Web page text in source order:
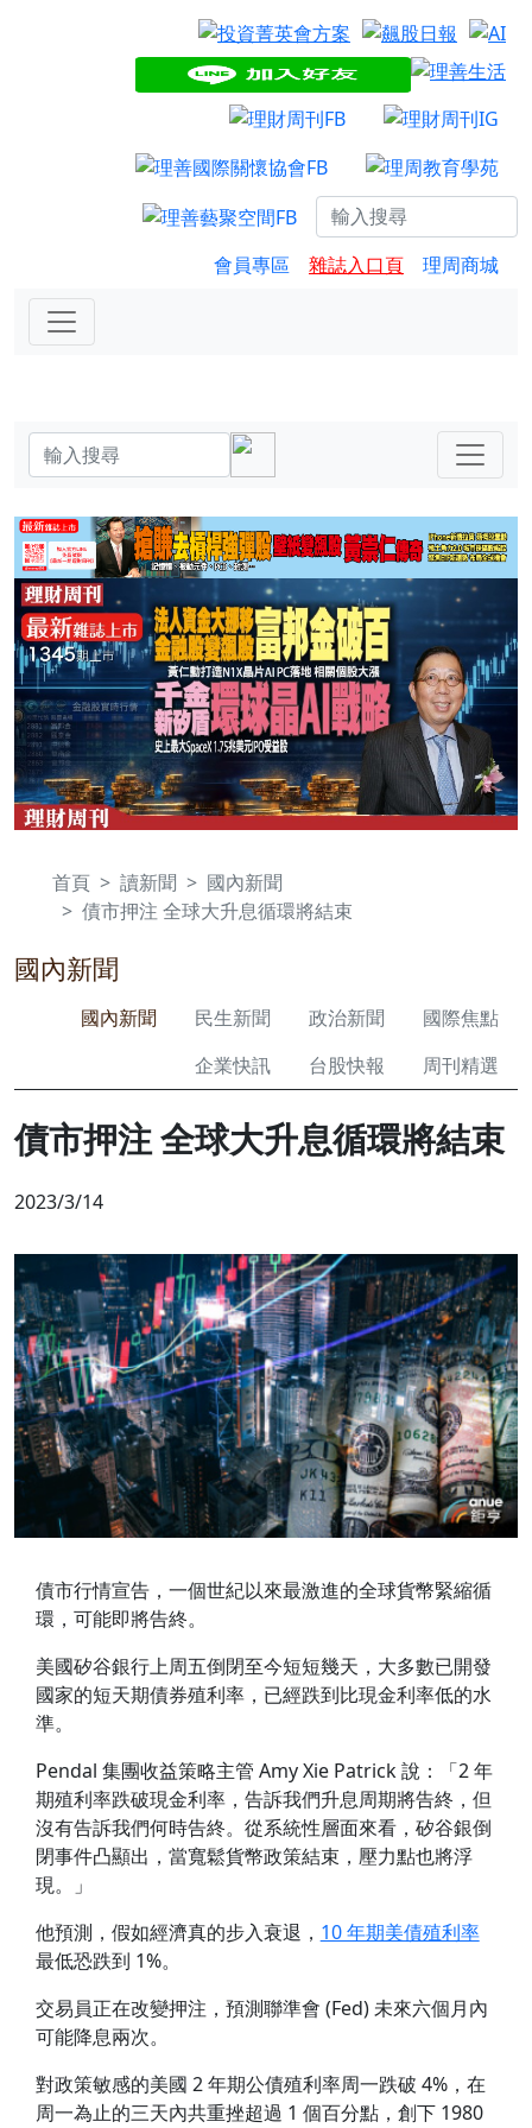
會員專區 雜誌入口頁 理周商城
首頁 讀新聞
國內新聞
債市押注 全球大升息循環將結束
國內新聞
國內新聞 民生新聞 政治新聞
國際焦點
企業快訊
台股快報 周刊精選
債市押注 全球大升息循環將結束
2023/3/14
債市行情宣告，一個世紀以來最激進的全球貨幣緊縮循
環，可能即將告終。
美國矽谷銀行上周五倒閉至今短短幾天，大多數已開發
國家的短天期債券殖利率，已經跌到比現金利率低的水
準。
Pendal 集團收益策略主管 Amy Xie Patrick 說：「2 年
期殖利率跌破現金利率，告訴我們升息周期將告終，但
沒有告訴我們何時告終。從系統性層面來看，矽谷銀倒
閉事件凸顯出，當寬鬆貨幣政策結束，壓力點也將浮
現。」
他預測，假如經濟真的步入衰退， 10 年期美債殖利率
最低恐跌到 1%。
交易員正在改變押注，預測聯準會 (Fed) 未來六個月內
可能降息兩次。
對政策敏感的美國 2 年期公債殖利率周一跌破 4%，在
周一為止的三天內共重挫超過 1 個百分點，創下 1980